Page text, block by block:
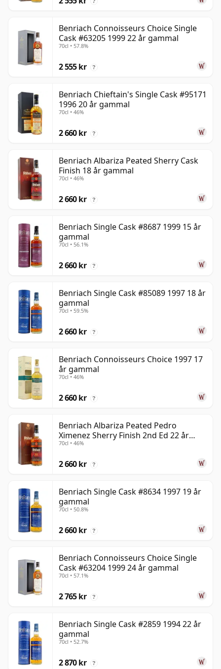
Benriach Connoisseurs Choice Single
Cask #63205 1999 22 år gammal
70cl • 57.8%
2 555 kr ?
Benriach Chieftain's Single Cask #95171
1996 20 år gammal
70cl • 46%
2 660 kr ?
Benriach Albariza Peated Sherry Cask
Finish 18 år gammal
70cl • 46%
2 660 kr ?
Benriach Single Cask #8687 1999 15 år
gammal
70cl • 56.1%
2 660 kr ?
Benriach Single Cask #85089 1997 18 år
gammal
70cl • 59.5%
2 660 kr ?
Benriach Connoisseurs Choice 1997 17
år gammal
70cl • 46%
2 660 kr ?
Benriach Albariza Peated Pedro
Ximenez Sherry Finish 2nd Ed 22 år
gammal
70cl • 46%
2 660 kr ?
Benriach Single Cask #8634 1997 19 år
gammal
70cl • 50.8%
2 660 kr ?
Benriach Connoisseurs Choice Single
Cask #63204 1999 24 år gammal
70cl • 57.1%
2 765 kr ?
Benriach Single Cask #2859 1994 22 år
gammal
70cl • 52.7%
2 870 kr ?